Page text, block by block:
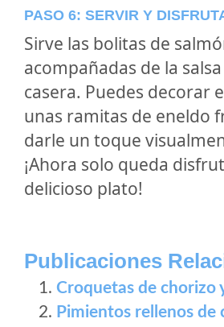
PASO 6: SERVIR Y
Sirve las bolitas de
acompañadas de la
casera. Puedes decorar
unas ramitas de eneldo
darle un toque
¡Ahora solo queda
delicioso plato!
Publicaciones
Croquetas de chorizo
Pimientos rellenos de